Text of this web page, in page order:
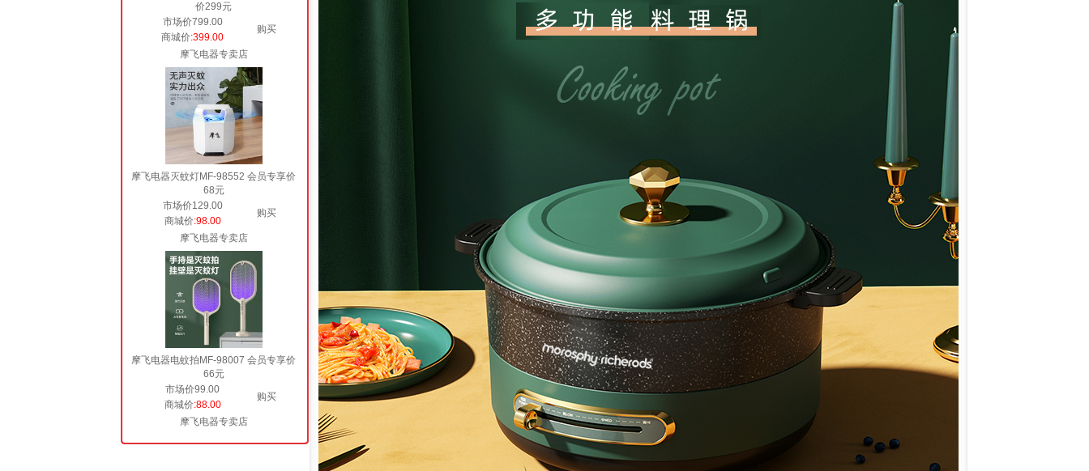
价299元
市场价799.00
购买
商城价:399.00
摩飞电器专卖店
摩飞电器灭蚊灯MF-98552 会员专享价
68元
市场价129.00
购买
商城价:98.00
摩飞电器专卖店
摩飞电器电蚊拍MF-98007 会员专享价
66元
市场价99.00
购买
商城价:88.00
摩飞电器专卖店